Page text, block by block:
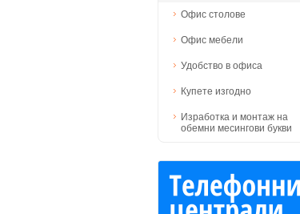
Офис столове
Офис мебели
Удобство в офиса
Купете изгодно
Изработка и монтаж на
обемни месингови букви